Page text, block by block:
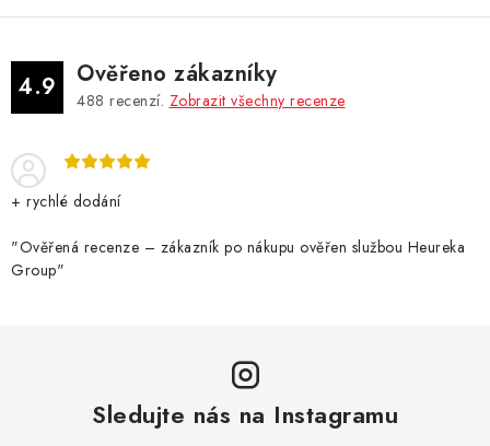
4.9 Ověřeno zákazníky
488 recenzí. Zobrazit všechny recenze
+ rychlé dodání
"Ověřená recenze – zákazník po nákupu ověřen službou Heureka
Group"
Sledujte nás na Instagramu